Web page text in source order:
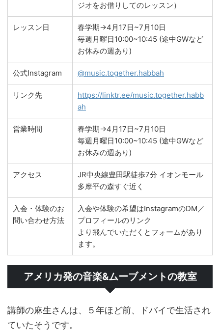
ジオをお借りしてのレッスン）
レッスン日
春学期→4月17日~7月10日
毎週月曜日10:00~10:45 (途中GWなど
お休みの週あり)
公式Instagram @music.together.habbah
リンク先
https://linktr.ee/music.together.habb
ah
営業時間
春学期→4月17日~7月10日
毎週月曜日10:00~10:45 (途中GWなど
お休みの週あり)
アクセス
JR中央線豊田駅徒歩7分 イオンモール
多摩平の森すぐ近く
入会・体験のお
問い合わせ方法
入会や体験の希望はInstagramのDM／
プロフィールのリンク
より飛んでいただくとフォームがあり
ます。
アメリカ発の音楽&ムーブメントの教室
講師の麻生さんは、５年ほど前、ドバイで生活され
ていたそうです。